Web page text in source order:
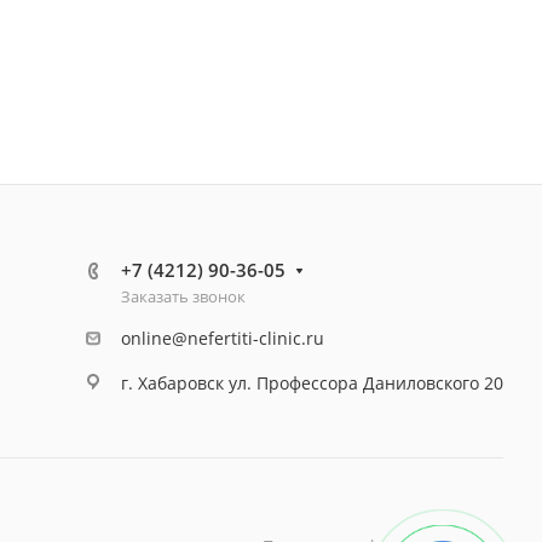
+7 (4212) 90-36-05
Заказать звонок
online@nefertiti-clinic.ru
г. Хабаровск ул. Профессора Даниловского 20